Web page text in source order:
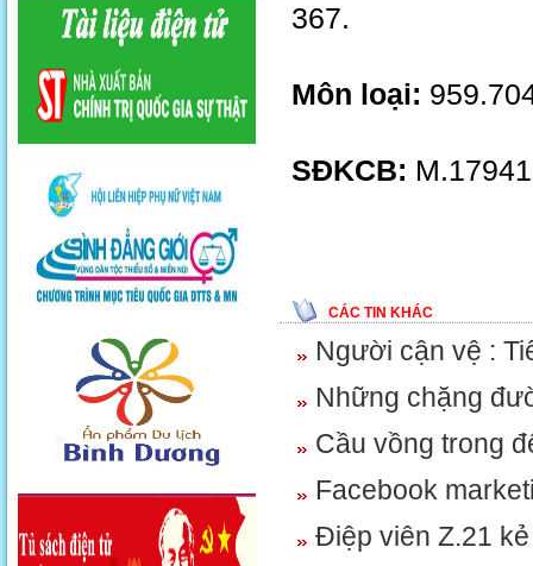
367.
Môn loại:
SĐKCB:
CÁC TIN KHÁC
Người cận vệ :
Những chặng
Cầu vồng trong
Facebook
Điệp viên Z.21